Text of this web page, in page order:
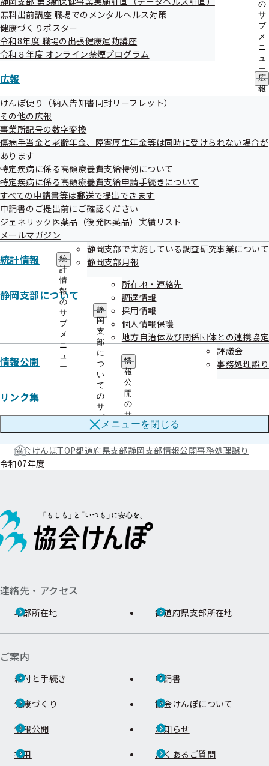
メ
ー
の
サ
ブ
メ
ニ
ュ
ー
無料出前講座 職場でのメンタルヘルス対策
健康づくりポスター
令和8年度 職場の出張健康運動講座
令和８年度 オンライン禁煙プログラム
広報
広
報
ニ
けんぽ便り（納入告知書同封リーフレット）
その他の広報
事業所記号の数字変換
傷病手当金と老齢年金、障害厚生年金等は同時に受けられない場合が
あります
特定疾病に係る高額療養費支給特例について
特定疾病に係る高額療養費支給申請手続きについて
すべての申請書等は郵送で提出できます
申請書のご提出前にご確認ください
ジェネリック医薬品（後発医薬品）実績リスト
メールマガジン
統計情報
統
計
情
報
の
サ
ブ
メ
ニ
ュ
ー
静岡支部で実施している調査研究事業について
静岡支部月報
静岡支部について
静
岡
支
部
に
つ
い
て
の
サ
ブ
メ
ュ
所在地・連絡先
調達情報
採用情報
個人情報保護
地方自治体及び関係団体との連携協定
情報公開
情
報
公
開
の
サ
ブ
メ
ニ
ュ
評議会
事務処理誤り
リンク集
メニューを閉じる
30日
傷病手当金の支給決定額誤り（過払い）
令和07年07月
31日
傷病手当金の支給決定額誤り（過払い）
令和07年06月
30日
療養費（治療用装具）の支給決定額誤り
30日
傷病手当金の支給決定額誤り（過払い）
令和07年05月
30日
出産育児一時金添付書類の誤送付
令和07年05月
30日
健康診断結果報告書の誤送付
令和07年04月
30日
被扶養者状況リストの誤送付
事務処理誤り
令和08年度
令和07年度
協会けんぽTOP都道府県支部静岡支部情報公開事務処理誤り
令和07年度
連絡先・アクセス
本部所在地 都道府県支部所在地
ご案内
給付と手続き 申請書
健康づくり 協会けんぽについて
情報公開 お知らせ
採用 よくあるご質問